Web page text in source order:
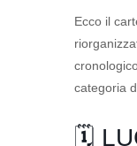
Ecco il
categoria
🗓️